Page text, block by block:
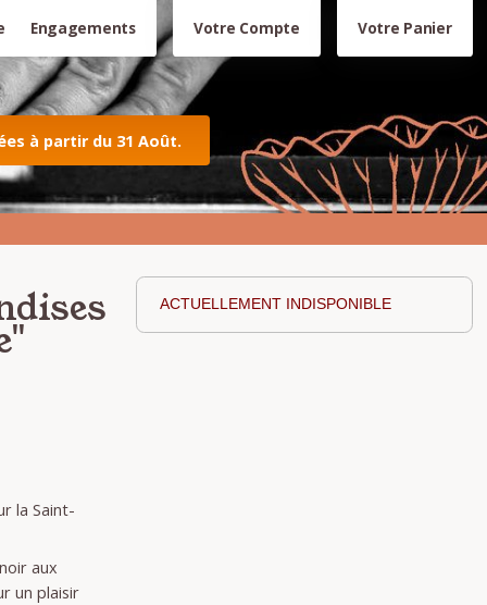
Engagements Votre Compte Votre Panier
à partir du 31 Août.
la Saint-
aux
un plaisir
ACTUELLEMENT INDISPONIBLE